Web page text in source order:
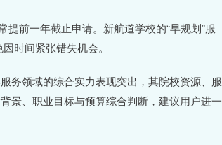
前一年截止申请。新航道学校的“早规划”服
时间紧张错失机会。
务领域的综合实力表现突出，其院校资源、服
景、职业目标与预算综合判断，建议用户进一